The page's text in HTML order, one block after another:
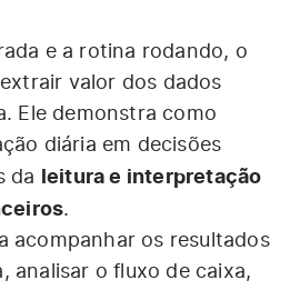
e a rotina rodando, o
valor dos dados
Ele demonstra como
diária em decisões
da leitura e interpretação
.
acompanhar os resultados
analisar o fluxo de caixa,